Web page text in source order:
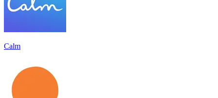
Calm